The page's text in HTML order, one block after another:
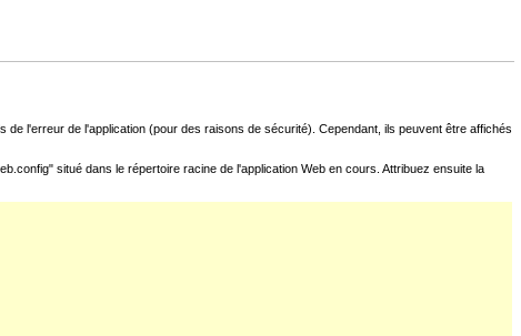
l'erreur de l'application (pour des raisons de sécurité). Cependant, ils peuvent être affichés
situé dans le répertoire racine de l'application Web en cours. Attribuez ensuite la